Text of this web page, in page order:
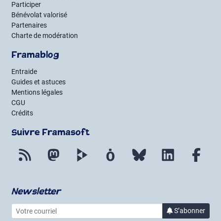
Participer
Bénévolat valorisé
Partenaires
Charte de modération
Framablog
Entraide
Guides et astuces
Mentions légales
CGU
Crédits
Suivre Framasoft
Flux RSS Mastodon PeerTube Mobilizon Bluesky LinkedIn
Newsletter
Votre courriel S’abonnerà la